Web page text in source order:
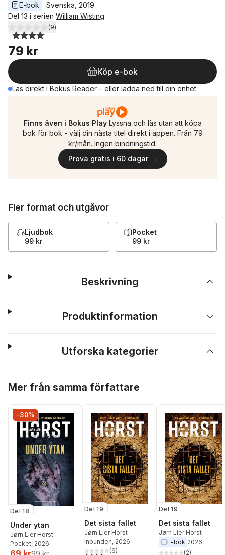
E-bok
Svenska 2019
Del 13 i serien William Wisting
4,1utav 5 stjärnor. Totalt antal röster:
(9)
79 kr
Köp e-bok
Läs direkt i Bokus Reader – eller ladda ned till din enhet
Finns även i Bokus Play Lyssna och läs utan att köpa
bok för bok - välj din nästa titel direkt i appen. Från 79
kr/mån. Ingen bindningstid.
Prova gratis i 60 dagar →
Fler format och utgåvor
Ljudbok
99 kr
Pocket
99 kr
Beskrivning
Produktinformation
Utforska kategorier
Mer från samma författare
-30%
Del 18
Under ytan
Jørn Lier Horst
Pocket, 2026
Del 19
Det sista fallet
Jørn Lier Horst
Inbunden, 2026
(6)
Del 19
Det sista fallet
Jørn Lier Horst
E-bok 2026
(2)